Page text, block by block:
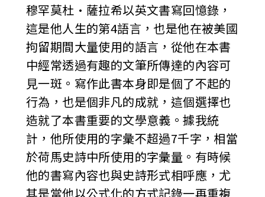
穆罕莫杜•薩拉希以英文書寫回憶錄，
這是他人生的第4語言，也是他在被美國
拘留期間大量使用的語言，從他在本書
中經常透過有趣的文筆所傳達的內容可
見一斑。寫作此書本身即是個了不起的
行為，也是個非凡的成就，這個選擇也
造就了本書重要的文學意義。據我統
計，他所使用的字彙不超過7千字，相當
於荷馬史詩中所使用的字彙量。有時候
他的書寫內容也與史詩形式相呼應，尤
其是當他以公式化的方式記錄一再重複